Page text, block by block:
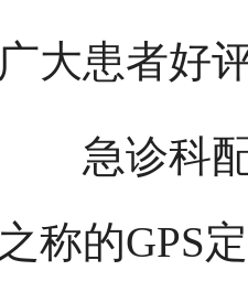
广大患者好
急诊科配
之称的GPS